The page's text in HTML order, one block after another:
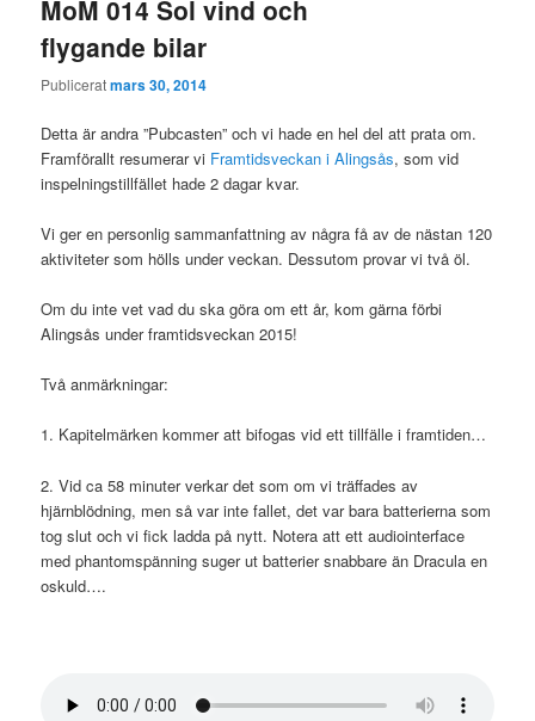
MoM 014 Sol vind och
flygande bilar
Publiceratmars 30, 2014
Detta är andra ”Pubcasten” och vi hade en hel del att prata om.
Framförallt resumerar vi Framtidsveckan i Alingsås, som vid
inspelningstillfället hade 2 dagar kvar.
Vi ger en personlig sammanfattning av några få av de nästan 120
aktiviteter som hölls under veckan. Dessutom provar vi två öl.
Om du inte vet vad du ska göra om ett år, kom gärna förbi
Alingsås under framtidsveckan 2015!
Två anmärkningar:
1. Kapitelmärken kommer att bifogas vid ett tillfälle i framtiden…
2. Vid ca 58 minuter verkar det som om vi träffades av
hjärnblödning, men så var inte fallet, det var bara batterierna som
tog slut och vi fick ladda på nytt. Notera att ett audiointerface
med phantomspänning suger ut batterier snabbare än Dracula en
oskuld….